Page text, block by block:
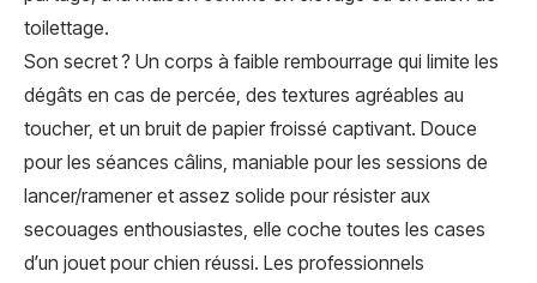
toilettage.
Son secret ? Un corps à faible rembourrage qui limite les
dégâts en cas de percée, des textures agréables au
toucher, et un bruit de papier froissé captivant. Douce
pour les séances câlins, maniable pour les sessions de
lancer/ramener et assez solide pour résister aux
secouages enthousiastes, elle coche toutes les cases
d’un jouet pour chien réussi. Les professionnels